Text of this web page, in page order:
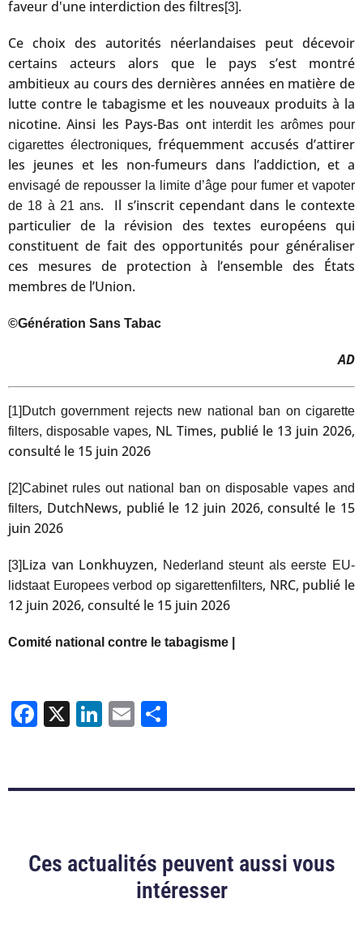
faveur d'une interdiction des filtres[3].
Ce choix des autorités néerlandaises peut décevoir
certains acteurs alors que le pays s’est montré
ambitieux au cours des dernières années en matière de
lutte contre le tabagisme et les nouveaux produits à la
nicotine. Ainsi les Pays-Bas ont interdit les arômes pour
cigarettes électroniques, fréquemment accusés d’attirer
les jeunes et les non-fumeurs dans l’addiction, et a
envisagé de repousser la limite d’âge pour fumer et vapoter
de 18 à 21 ans. Il s’inscrit cependant dans le contexte
particulier de la révision des textes européens qui
constituent de fait des opportunités pour généraliser
ces mesures de protection à l’ensemble des États
membres de l’Union.
©Génération Sans Tabac
AD
[1] Dutch government rejects new national ban on cigarette
filters, disposable vapes, NL Times, publié le 13 juin 2026,
consulté le 15 juin 2026
[2]Cabinet rules out national ban on disposable vapes and
filters, DutchNews, publié le 12 juin 2026, consulté le 15
juin 2026
[3]Liza van Lonkhuyzen, Nederland steunt als eerste EU-
lidstaat Europees verbod op sigarettenfilters, NRC, publié le
12 juin 2026, consulté le 15 juin 2026
Comité national contre le tabagisme |
Facebook
X LinkedIn
Email
Ces actualités peuvent aussi vous
intéresser